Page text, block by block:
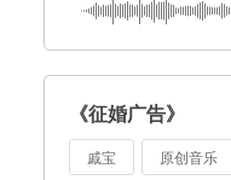
《征婚广告》
戚宝 原创音乐